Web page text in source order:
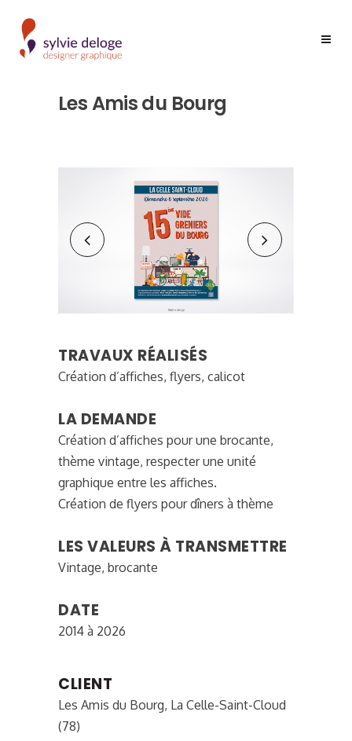
Les Amis du Bourg
TRAVAUX RÉALISÉS
Création d’affiches, flyers, calicot
LA DEMANDE
Création d’affiches pour une brocante,
thème vintage, respecter une unité
graphique entre les affiches.
Création de flyers pour dîners à thème
LES VALEURS À TRANSMETTRE
Vintage, brocante
DATE
2014 à 2026
CLIENT
Les Amis du Bourg, La Celle-Saint-Cloud
(78)